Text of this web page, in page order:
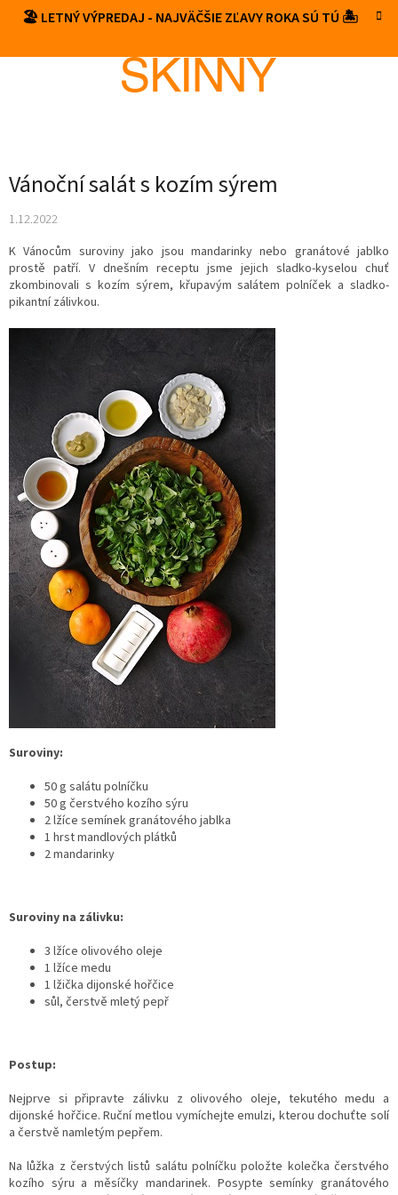
Prejsť
🏖️ LETNÝ VÝPREDAJ - NAJVÄČŠIE ZĽAVY ROKA SÚ TÚ 🏝️
Vánoční salát s kozím sýrem
1.12.2022
K Vánocům suroviny jako jsou mandarinky nebo granátové jablko
prostě patří. V dnešním receptu jsme jejich sladko-kyselou chuť
zkombinovali s kozím sýrem, křupavým salátem polníček a sladko-
pikantní zálivkou.
Suroviny:
50 g salátu polníčku
50 g čerstvého kozího sýru
2 lžíce semínek granátového jablka
1 hrst mandlových plátků
2 mandarinky
Suroviny na zálivku:
3 lžíce olivového oleje
1 lžíce medu
1 lžička dijonské hořčice
sůl, čerstvě mletý pepř
Postup:
Nejprve si připravte zálivku z olivového oleje, tekutého medu a
dijonské hořčice. Ruční metlou vymíchejte emulzi, kterou dochuťte solí
a čerstvě namletým pepřem.
Na lůžka z čerstvých listů salátu polníčku položte kolečka čerstvého
kozího sýru a měsíčky mandarinek. Posypte semínky granátového